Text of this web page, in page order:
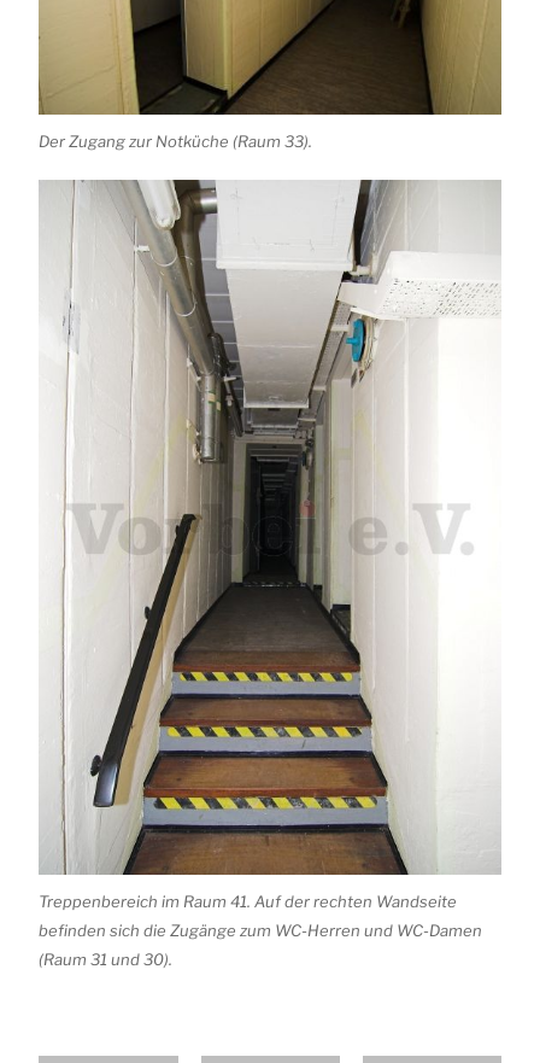
Der Zugang zur Notküche (Raum 33).
Treppenbereich im Raum 41. Auf der rechten Wandseite
befinden sich die Zugänge zum WC-Herren und WC-Damen
(Raum 31 und 30).